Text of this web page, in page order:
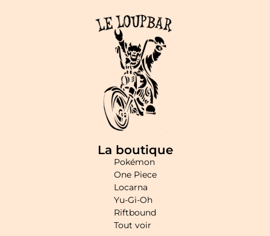
La boutique
Pokémon
One Piece
Locarna
Yu-Gi-Oh
Riftbound
Tout voir